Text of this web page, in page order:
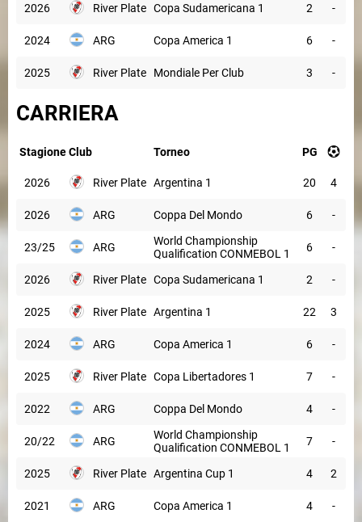
2026 River Plate Copa Sudamericana 1 2 -
2024 ARG Copa America 1 6 -
2025 River Plate Mondiale Per Club 3 -
CARRIERA
Stagione Club Torneo PG
2026 River Plate Argentina 1 20 4
2026 ARG Coppa Del Mondo 6 -
23/25 ARG
World Championship
Qualification CONMEBOL 1
6 -
2026 River Plate Copa Sudamericana 1 2 -
2025 River Plate Argentina 1 22 3
2024 ARG Copa America 1 6 -
2025 River Plate Copa Libertadores 1 7 -
2022 ARG Coppa Del Mondo 4 -
20/22 ARG
World Championship
Qualification CONMEBOL 1
7 -
2025 River Plate Argentina Cup 1 4 2
2021 ARG Copa America 1 4 -